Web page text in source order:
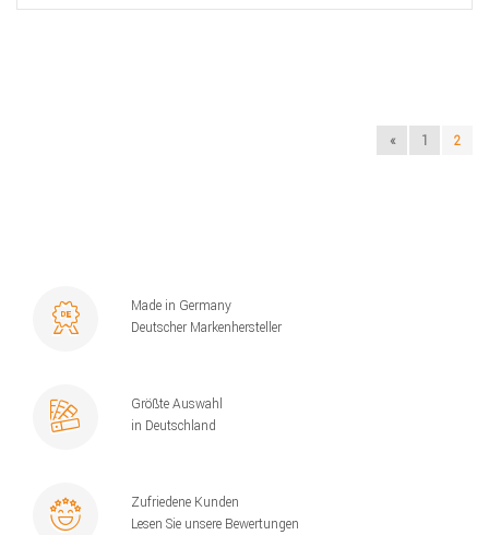
« 1 2
Made in Germany
Deutscher Markenhersteller
Größte Auswahl
in Deutschland
Zufriedene Kunden
Lesen Sie unsere Bewertungen